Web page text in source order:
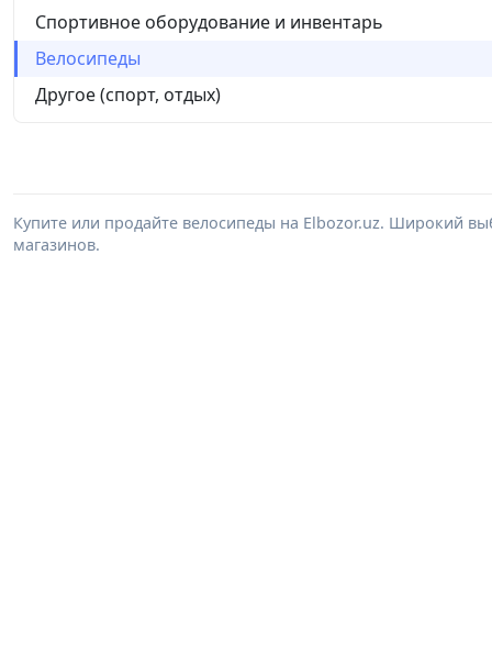
Спортивное оборудование и инвентарь
Велосипеды
Другое (спорт, отдых)
Купите или продайте велосипеды на Elbozor.uz. Широкий
магазинов.